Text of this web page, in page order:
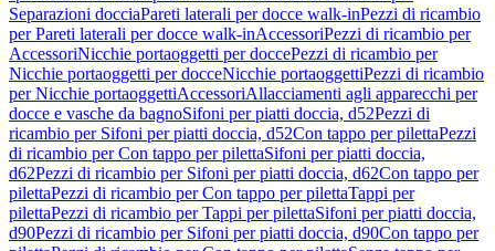
Separazioni docciaPareti laterali per docce walk-inPezzi di ricambio
per Pareti laterali per docce walk-inAccessoriPezzi di ricambio per
AccessoriNicchie portaoggetti per doccePezzi di ricambio per
Nicchie portaoggetti per docceNicchie portaoggettiPezzi di ricambio
per Nicchie portaoggettiAccessoriAllacciamenti agli apparecchi per
docce e vasche da bagnoSifoni per piatti doccia, d52Pezzi di
ricambio per Sifoni per piatti doccia, d52Con tappo per pilettaPezzi
di ricambio per Con tappo per pilettaSifoni per piatti doccia,
d62Pezzi di ricambio per Sifoni per piatti doccia, d62Con tappo per
pilettaPezzi di ricambio per Con tappo per pilettaTappi per
pilettaPezzi di ricambio per Tappi per pilettaSifoni per piatti doccia,
d90Pezzi di ricambio per Sifoni per piatti doccia, d90Con tappo per